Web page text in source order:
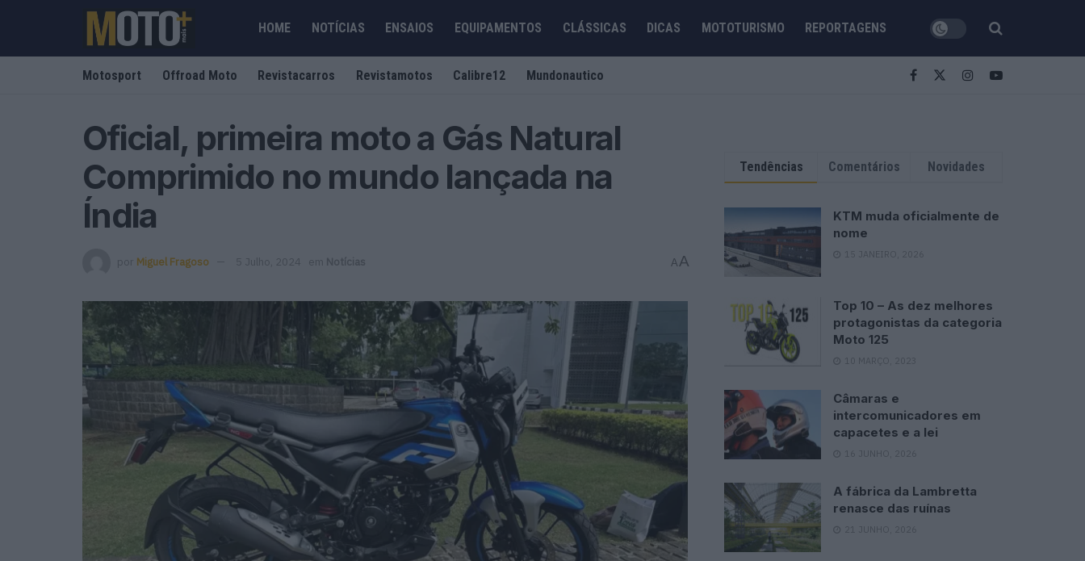
HOME NOTÍCIAS ENSAIOS EQUIPAMENTOS CLÁSSICAS DICAS MOTOTURISMO REPORTAGENS
Motosport Offroad Moto Revistacarros Revistamotos Calibre12 Mundonautico
Oficial, primeira moto a Gás Natural
Comprimido no mundo lançada na
Índia
por Miguel Fragoso 5 Julho, 2024 em Notícias AA
Tendências Comentários Novidades
KTM muda oficialmente de
nome
15 JANEIRO, 2026
Top 10 – As dez melhores
protagonistas da categoria
Moto 125
10 MARÇO, 2023
Câmaras e
intercomunicadores em
capacetes e a lei
16 JUNHO, 2026
A fábrica da Lambretta
renasce das ruínas
21 JUNHO, 2026